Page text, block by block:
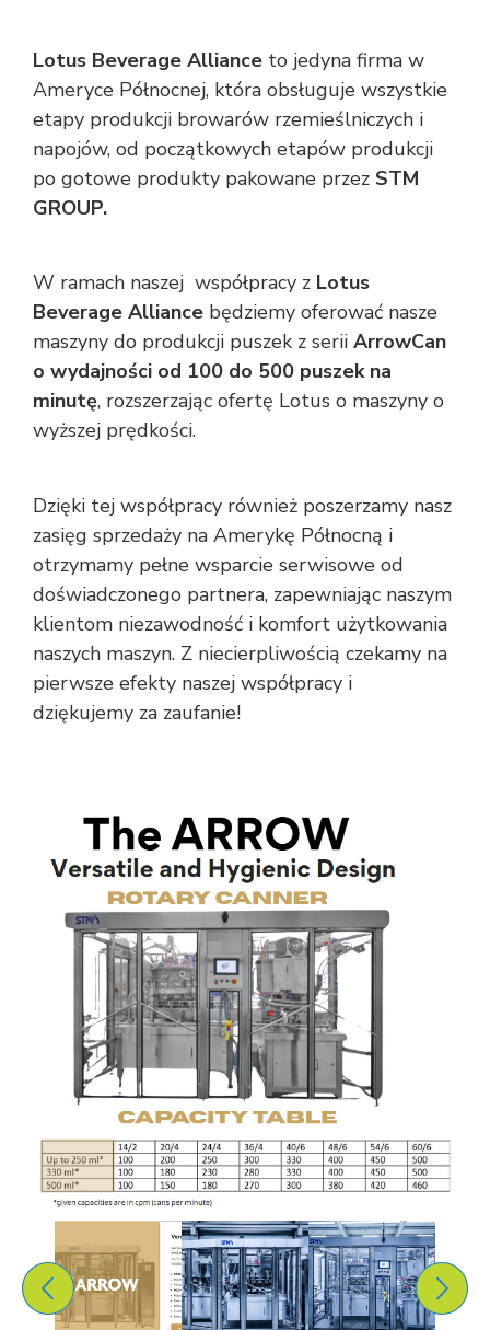
Lotus Beverage Alliance to jedyna firma w
Ameryce Północnej, która obsługuje wszystkie
etapy produkcji browarów rzemieślniczych i
napojów, od początkowych etapów produkcji
po gotowe produkty pakowane przez STM
GROUP.
W ramach naszej współpracy z Lotus
Beverage Alliance będziemy oferować nasze
maszyny do produkcji puszek z serii ArrowCan
o wydajności od 100 do 500 puszek na
minutę, rozszerzając ofertę Lotus o maszyny o
wyższej prędkości.
Dzięki tej współpracy również poszerzamy nasz
zasięg sprzedaży na Amerykę Północną i
otrzymamy pełne wsparcie serwisowe od
doświadczonego partnera, zapewniając naszym
klientom niezawodność i komfort użytkowania
naszych maszyn. Z niecierpliwością czekamy na
pierwsze efekty naszej współpracy i
dziękujemy za zaufanie!